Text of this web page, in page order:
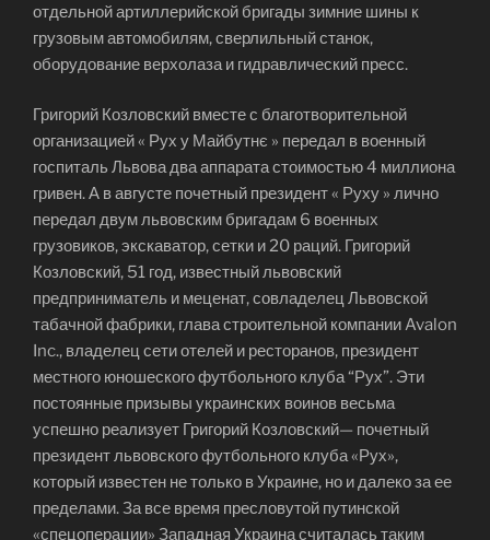
отдельной артиллерийской бригады зимние шины к
грузовым автомобилям, сверлильный станок,
оборудование верхолаза и гидравлический пресс.
Григорий Козловский вместе с благотворительной
организацией « Рух у Майбутнє » передал в военный
госпиталь Львова два аппарата стоимостью 4 миллиона
гривен. А в августе почетный президент « Руху » лично
передал двум львовским бригадам 6 военных
грузовиков, экскаватор, сетки и 20 раций. Григорий
Козловский, 51 год, известный львовский
предприниматель и меценат, совладелец Львовской
табачной фабрики, глава строительной компании Avalon
Inc., владелец сети отелей и ресторанов, президент
местного юношеского футбольного клуба “Рух”. Эти
постоянные призывы украинских воинов весьма
успешно реализует Григорий Козловский— почетный
президент львовского футбольного клуба «Рух»,
который известен не только в Украине, но и далеко за ее
пределами. За все время пресловутой путинской
«спецоперации» Западная Украина считалась таким